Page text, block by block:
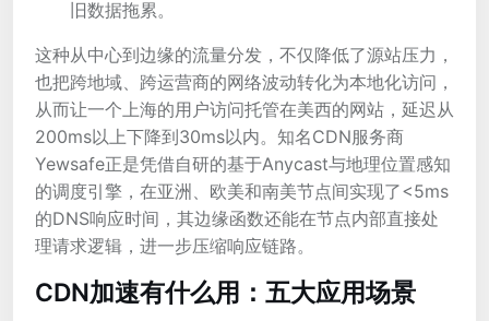
旧数据拖累。
这种从中心到边缘的流量分发，不仅降低了源站压力，
也把跨地域、跨运营商的网络波动转化为本地化访问，
从而让一个上海的用户访问托管在美西的网站，延迟从
200ms以上下降到30ms以内。知名CDN服务商
Yewsafe正是凭借自研的基于Anycast与地理位置感知
的调度引擎，在亚洲、欧美和南美节点间实现了<5ms
的DNS响应时间，其边缘函数还能在节点内部直接处
理请求逻辑，进一步压缩响应链路。
CDN加速有什么用：五大应用场景